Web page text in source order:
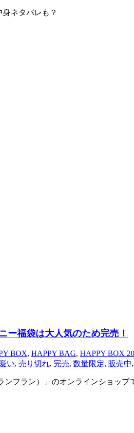
ネタバレも？
ー福袋は大人気のため完売！
BOX, HAPPY BAG, HAPPY BOX
い, 売り切れ, 完売, 数量限定, 販売中,
フラン）」のオンラインショッ